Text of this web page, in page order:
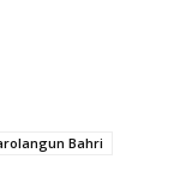
Bahri